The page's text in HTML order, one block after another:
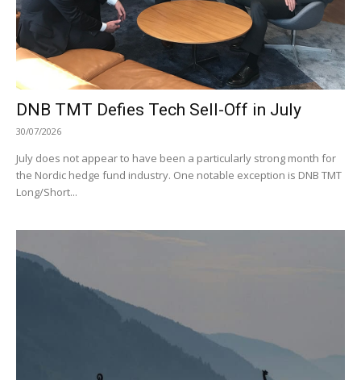
DNB TMT Defies Tech Sell-Off in July
30/07/2026
July does not appear to have been a particularly strong month for
the Nordic hedge fund industry. One notable exception is DNB TMT
Long/Short...